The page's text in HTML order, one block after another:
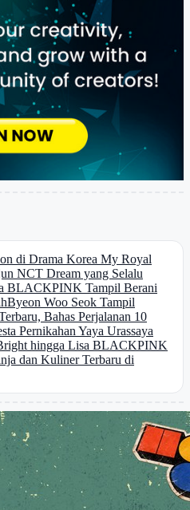
di Drama Korea My Royal
NCT Dream yang Selalu
BLACKPINK Tampil Berani
Byeon Woo Seok Tampil
Bahas Perjalanan 10
Pernikahan Yaya Urassaya
hingga Lisa BLACKPINK
dan Kuliner Terbaru di